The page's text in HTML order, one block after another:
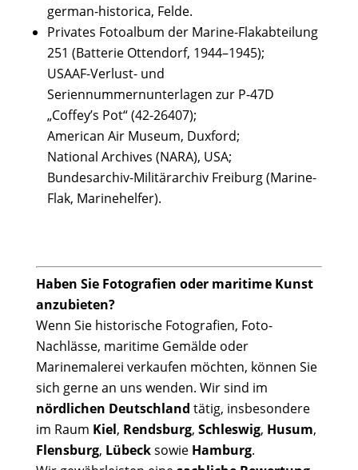
german-historica, Felde.
Privates Fotoalbum der Marine-Flakabteilung
251 (Batterie Ottendorf, 1944–1945);
USAAF-Verlust- und
Seriennummernunterlagen zur P-47D
„Coffey’s Pot“ (42-26407);
American Air Museum, Duxford;
National Archives (NARA), USA;
Bundesarchiv-Militärarchiv Freiburg (Marine-
Flak, Marinehelfer).
Haben Sie Fotografien oder maritime Kunst
anzubieten?
Wenn Sie historische Fotografien, Foto-
Nachlässe, maritime Gemälde oder
Marinemalerei verkaufen möchten, können Sie
sich gerne an uns wenden. Wir sind im
nördlichen Deutschland tätig, insbesondere
im Raum Kiel, Rendsburg, Schleswig, Husum,
Flensburg, Lübecksowie Hamburg.